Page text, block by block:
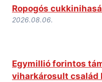
Ropogós
2026.08.06.
Egymillió forintos
viharkárosult család